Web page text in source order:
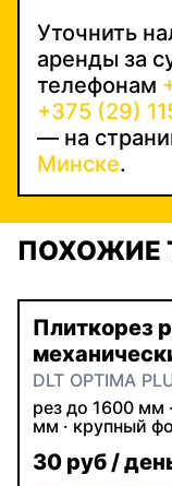
Уточнить
аренды за
телефонам
+375 (29)
— на
Минске.
ПОХОЖИЕ
Плиткорез
DLT OPTIMA
рез до 1600 мм
мм · крупный
30 руб /